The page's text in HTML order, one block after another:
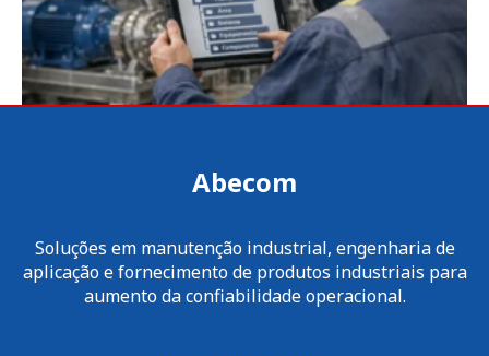
Abecom
Soluções em manutenção industrial, engenharia de
aplicação e fornecimento de produtos industriais para
aumento da confiabilidade operacional.